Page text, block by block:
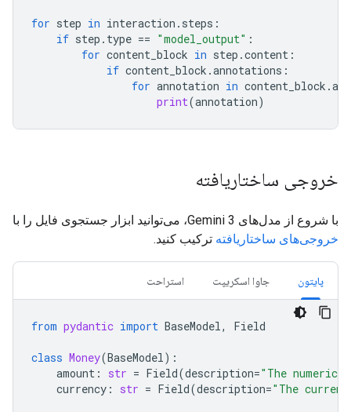
for step in interaction . steps :
if step . type == "model_output" :
for content_block in step .content :
if content_block .annotations :
for annotation in content_block .
print(annotation)
خروجی ساختاریافته
با شروع از مدل‌های Gemini 3، می‌توانید ابزار جستجوی فایل را با
خروجی‌های ساختاریافته ترکیب کنید.
پایتون جاوا اسکریپت استراحت
from pydantic import BaseModel, Field
class Money(BaseModel):
amount : str = Field(description="The
currency : str = Field(description="The